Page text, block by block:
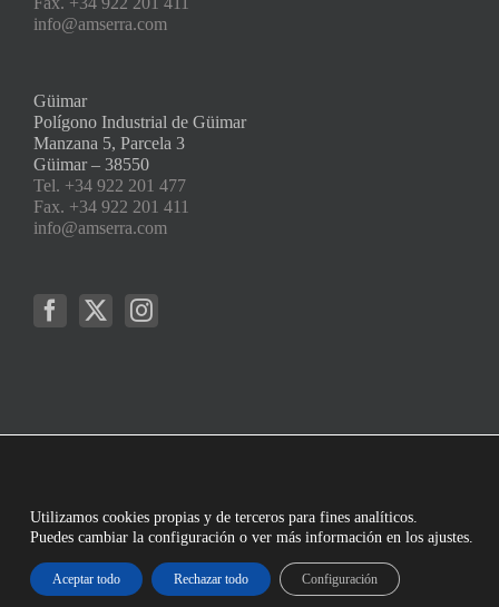
info@amserra.com
Güimar
Polígono Industrial de Güimar
Manzana 5, Parcela 3
Güimar – 38550
Tel. +34 922 201 477
Fax. +34 922 201 411
info@amserra.com
Utilizamos cookies propias y de terceros para fines analíticos.
Puedes cambiar la configuración o ver más información en los ajustes.
Aceptar todo Rechazar todo Configuración